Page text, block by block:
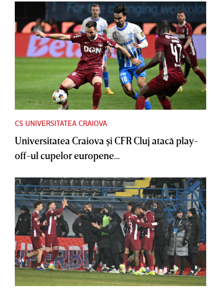
CS UNIVERSITATEA CRAIOVA
Universitatea Craiova şi CFR Cluj atacă play-
off-ul cupelor europene...